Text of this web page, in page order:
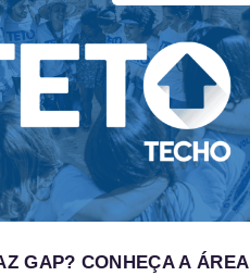
GAP? CONHEÇA A ÁREA